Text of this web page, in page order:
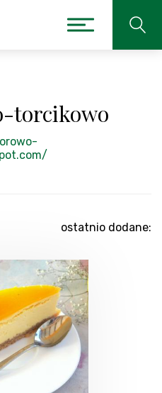
torcikowo
ostatnio dodane: